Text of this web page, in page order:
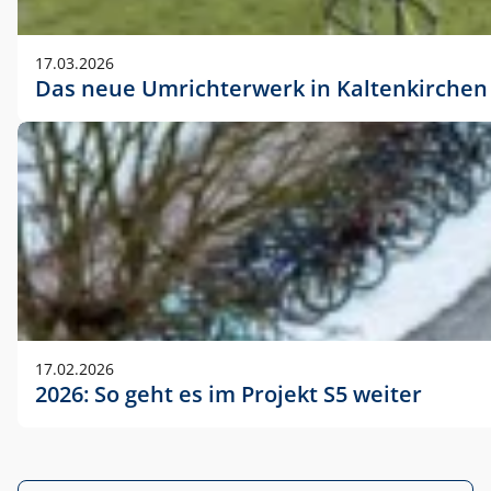
17.03.2026
Das neue Umrichterwerk in Kaltenkirchen
17.02.2026
2026: So geht es im Projekt S5 weiter